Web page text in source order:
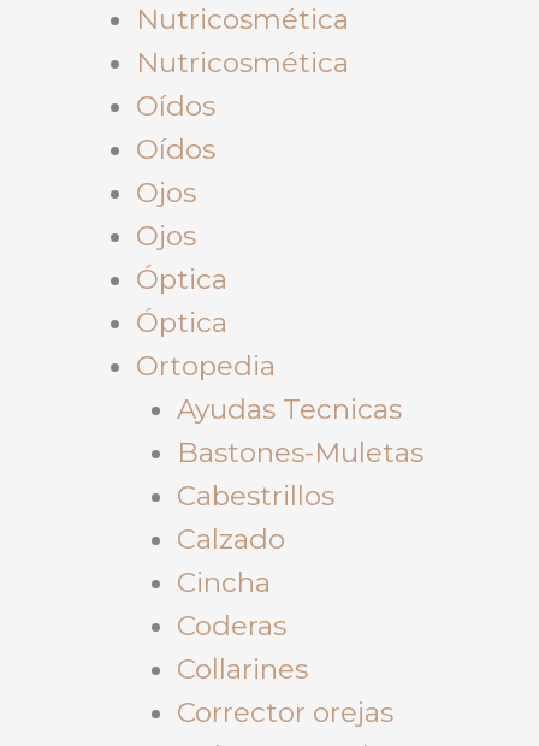
Nutricosmética
Nutricosmética
Oídos
Oídos
Ojos
Ojos
Óptica
Óptica
Ortopedia
Ayudas Tecnicas
Bastones-Muletas
Cabestrillos
Calzado
Cincha
Coderas
Collarines
Corrector orejas